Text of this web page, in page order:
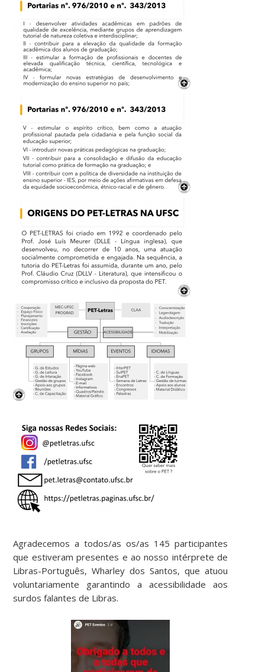
Agradecemos a todos/as os/as 145 participantes
que estiveram presentes e ao nosso intérprete de
Libras-Português, Wharley dos Santos, que atuou
voluntariamente garantindo a acessibilidade aos
surdos falantes de Libras.